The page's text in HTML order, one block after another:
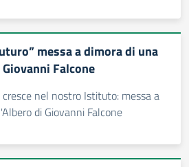
messa a dimora di una
Falcone
nel nostro Istituto: messa a
di Giovanni Falcone